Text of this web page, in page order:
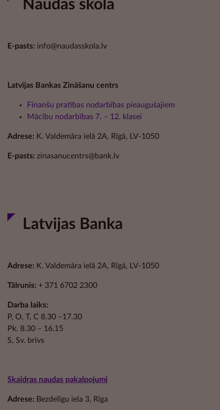
Naudas skola
E-pasts: info@naudasskola.lv
Latvijas Bankas Zināšanu centrs
Finanšu pratības nodarbības pieaugušajiem
Mācību nodarbības 7. – 12. klasei
Adrese: K. Valdemāra ielā 2A, Rīgā, LV-1050
E-pasts: zinasanucentrs@bank.lv
Latvijas Banka
Adrese: K. Valdemāra ielā 2A, Rīgā, LV-1050
Tālrunis: + 371 6702 2300
Darba laiks:
P, O, T, C 8.30 –17.30
Pk. 8.30 – 16.15
S, Sv. brīvs
Skaidras naudas pakalpojumi
Adrese: Bezdelīgu iela 3, Rīga